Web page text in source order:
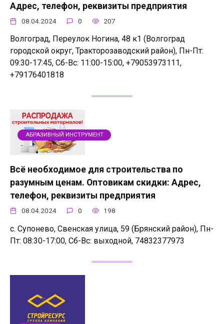
Адрес, телефон, реквизиты предприятия
08.04.2024 0 207
Волгоград, Переулок Ногина, 48 к1 (Волгоград
городской округ, Тракторозаводский район), Пн-Пт:
09:30-17:45, Сб-Вс: 11:00-15:00, +79053973111,
+79176401818
АБРАЗИВНЫЙ ИНСТРУМЕНТ
Всё необходимое для строительства по
разумным ценам. Оптовикам скидки: Адрес,
телефон, реквизиты предприятия
08.04.2024 0 198
с. Супонево, Свенская улица, 59 (Брянский район), Пн-
Пт: 08:30-17:00, Сб-Вс: выходной, 74832377973